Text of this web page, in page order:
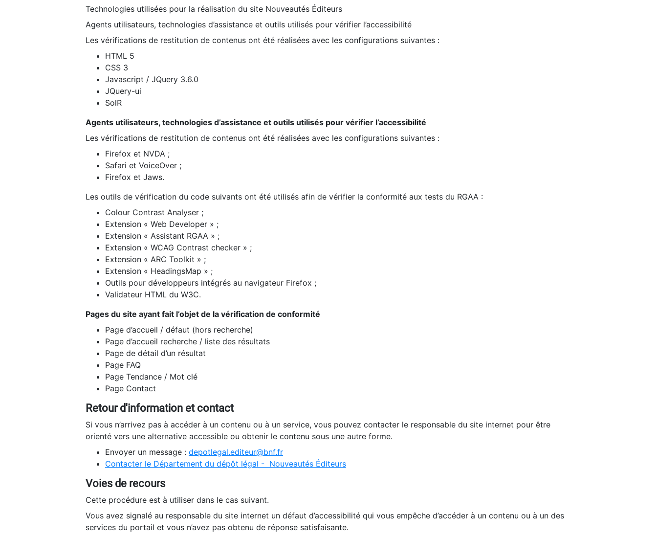
Technologies utilisées pour la réalisation du site Nouveautés Éditeurs
Agents utilisateurs, technologies d’assistance et outils utilisés pour vérifier l’accessibilité
Les vérifications de restitution de contenus ont été réalisées avec les configurations suivantes :
HTML 5
CSS 3
Javascript / JQuery 3.6.0
JQuery-ui
SolR
Agents utilisateurs, technologies d’assistance et outils utilisés pour vérifier l’accessibilité
Les vérifications de restitution de contenus ont été réalisées avec les configurations suivantes :
Firefox et NVDA ;
Safari et VoiceOver ;
Firefox et Jaws.
Les outils de vérification du code suivants ont été utilisés afin de vérifier la conformité aux tests du RGAA :
Colour Contrast Analyser ;
Extension « Web Developer » ;
Extension « Assistant RGAA » ;
Extension « WCAG Contrast checker » ;
Extension « ARC Toolkit » ;
Extension « HeadingsMap » ;
Outils pour développeurs intégrés au navigateur Firefox ;
Validateur HTML du W3C.
Pages du site ayant fait l’objet de la vérification de conformité
Page d’accueil / défaut (hors recherche)
Page d’accueil recherche / liste des résultats
Page de détail d’un résultat
Page FAQ
Page Tendance / Mot clé
Page Contact
Retour d'information et contact
Si vous n’arrivez pas à accéder à un contenu ou à un service, vous pouvez contacter le responsable du site internet pour être
orienté vers une alternative accessible ou obtenir le contenu sous une autre forme.
Envoyer un message : depotlegal.editeur@bnf.fr
Contacter le Département du dépôt légal - Nouveautés Éditeurs
Voies de recours
Cette procédure est à utiliser dans le cas suivant.
Vous avez signalé au responsable du site internet un défaut d’accessibilité qui vous empêche d’accéder à un contenu ou à un des
services du portail et vous n’avez pas obtenu de réponse satisfaisante.